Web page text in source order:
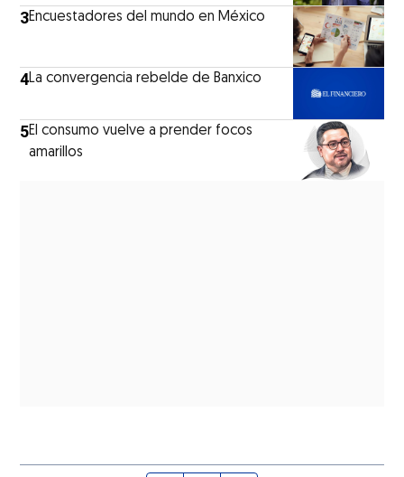
3Encuestadores del mundo en México
4La convergencia rebelde de Banxico
5El consumo vuelve a prender focos
amarillos